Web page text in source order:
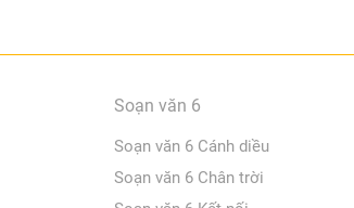
Soạn văn 6
Soạn văn 6 Cánh diều
Soạn văn 6 Chân trời